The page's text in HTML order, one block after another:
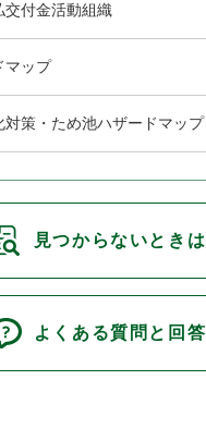
交付金活動組織
マップ
対策・ため池ハザードマップ
見つからないときは
よくある質問と回答